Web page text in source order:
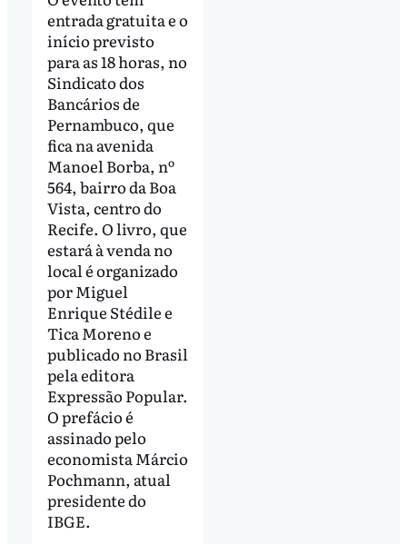
entrada gratuita e o
início previsto
para as 18 horas, no
Sindicato dos
Bancários de
Pernambuco, que
fica na avenida
Manoel Borba, nº
564, bairro da Boa
Vista, centro do
Recife. O livro, que
estará à venda no
local é organizado
por Miguel
Enrique Stédile e
Tica Moreno e
publicado no Brasil
pela editora
Expressão Popular.
O prefácio é
assinado pelo
economista Márcio
Pochmann, atual
presidente do
IBGE.